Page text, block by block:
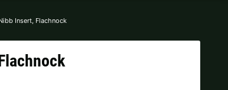
Insert, Flachnock
|€
|